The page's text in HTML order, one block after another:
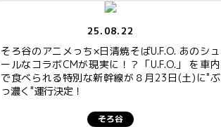
25.08.22
そろ谷のアニメっち×日清焼そばU.F.O. あのシュ
ールなコラボCMが現実に！？「U.F.O.」 を車内
で食べられる特別な新幹線が８月23日(土)に"ぶ
っ濃く"運行決定！
そろ谷